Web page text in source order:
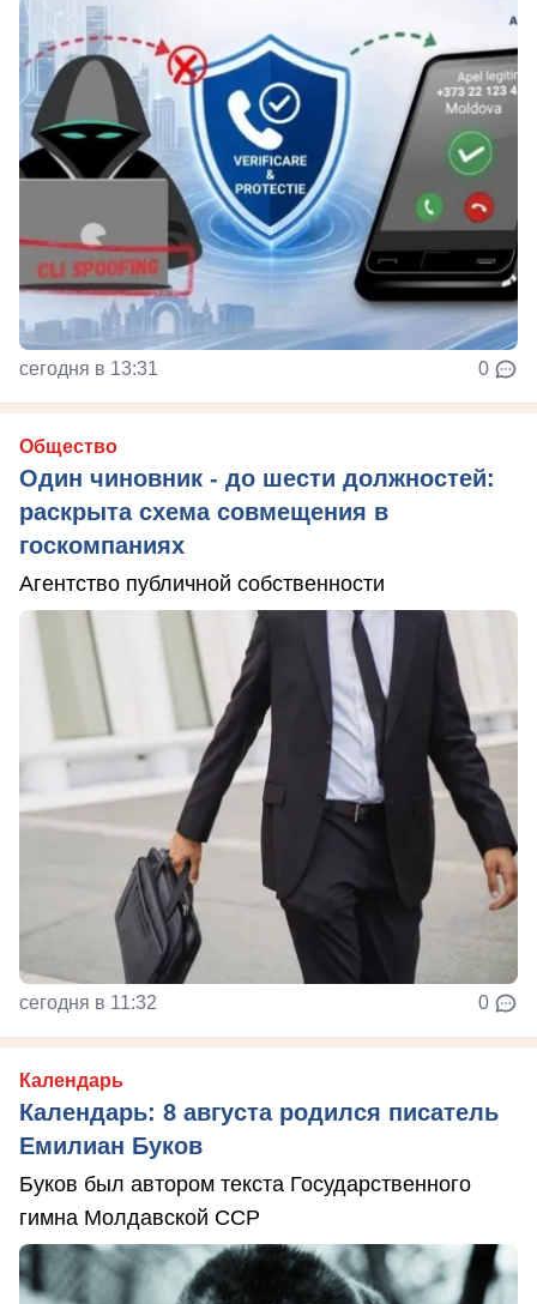
сегодня в 13:31 0
Общество
Один чиновник - до шести должностей:
раскрыта схема совмещения в
госкомпаниях
Агентство публичной собственности
сегодня в 11:32 0
Календарь
Календарь: 8 августа родился писатель
Емилиан Буков
Буков был автором текста Государственного
гимна Молдавской ССР